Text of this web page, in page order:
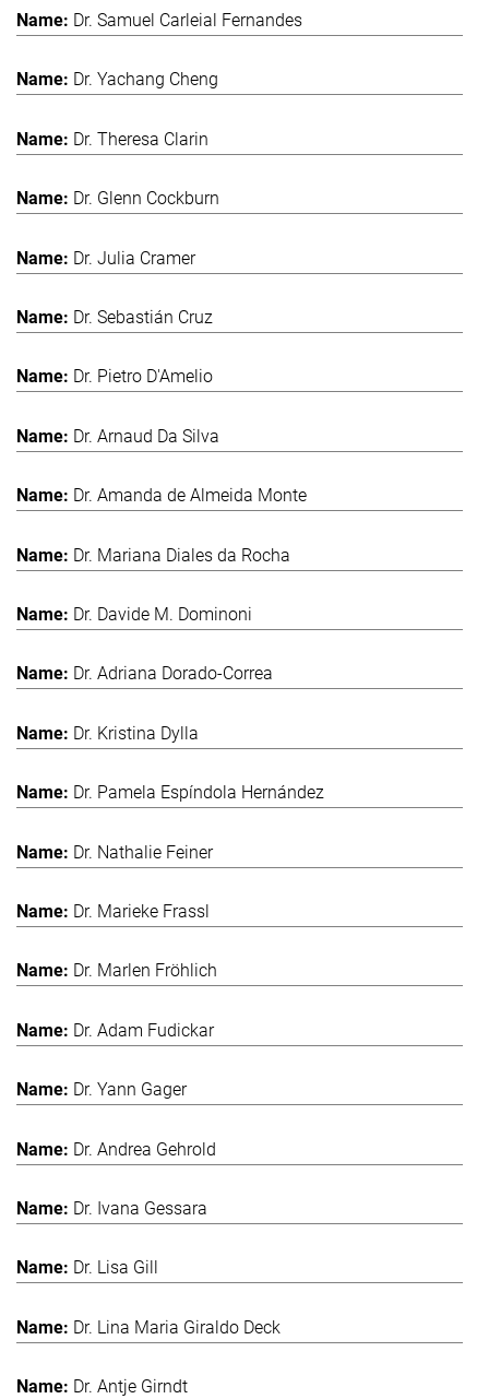
Dr. Samuel Carleial Fernandes
Dr. Yachang Cheng
Dr. Theresa Clarin
Dr. Glenn Cockburn
Dr. Julia Cramer
Dr. Sebastián Cruz
Dr. Pietro D'Amelio
Dr. Arnaud Da Silva
Dr. Amanda de Almeida Monte
Dr. Mariana Diales da Rocha
Dr. Davide M. Dominoni
Dr. Adriana Dorado-Correa
Dr. Kristina Dylla
Dr. Pamela Espíndola Hernández
Dr. Nathalie Feiner
Dr. Marieke Frassl
Dr. Marlen Fröhlich
Dr. Adam Fudickar
Dr. Yann Gager
Dr. Andrea Gehrold
Dr. Ivana Gessara
Dr. Lisa Gill
Dr. Lina Maria Giraldo Deck
Dr. Antje Girndt